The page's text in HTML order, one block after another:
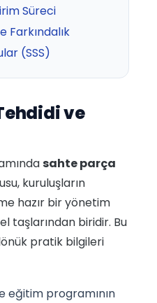
Süreci
Farkındalık
(SSS)
ve
sahte parça
kuruluşların
hazır bir yönetim
taşlarından biridir. Bu
pratik bilgileri
eğitim programının